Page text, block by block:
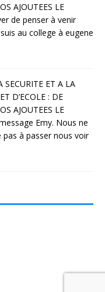
AJOUTEES LE
de penser à venir
au college à eugene
SECURITE ET A LA
D’ECOLE : DE
AJOUTEES LE
Emy. Nous ne
pas à passer nous voir